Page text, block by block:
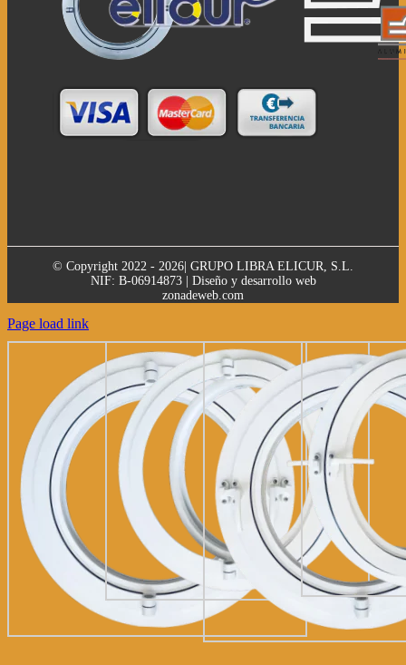
© Copyright 2022 - 2026| GRUPO LIBRA ELICUR, S.L.
NIF: B-06914873 | Diseño y desarrollo web
zonadeweb.com
Page load link